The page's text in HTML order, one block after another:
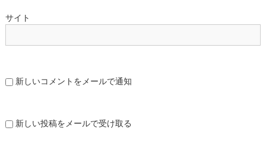
サイト
新しいコメントをメールで通知
新しい投稿をメールで受け取る